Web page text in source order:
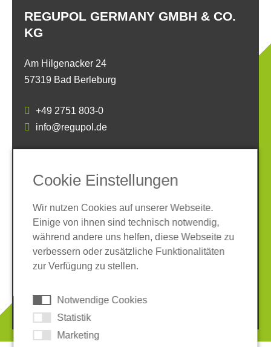
REGUPOL GERMANY GMBH & CO.
KG
Am Hilgenacker 24
57319 Bad Berleburg
+49 2751 803-0
info@regupol.de
SOCIAL MEDIA
© 2026 REGUPOL Germany GmbH & Co. KG
Cookie Einstellungen
Wir nutzen Cookies auf unserer Webseite.
Einige von ihnen sind technisch notwendig,
während andere uns helfen, diese Webseite zu
verbessern oder zusätzliche Funktionalitäten
zur Verfügung zu stellen.
Notwendige Cookies
Statistik
Marketing